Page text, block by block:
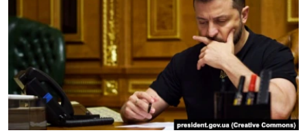
СПЕЦПРОЕКТИ
ДЕПОРТАЦІЯ
ВІДЕОУРОКИ «ELIFBE»
СВІДЧЕННЯ ОКУПАЦІЇ
УКРАЇНСЬКА ПРОБЛЕМА КРИМУ
ЯК ОБІЙТИ БЛОКУВАННЯ
Русский
Qırımtatar